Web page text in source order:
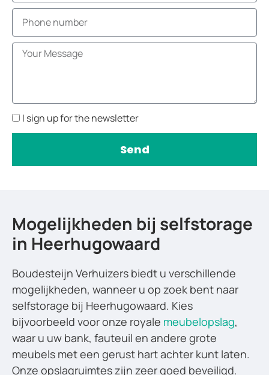
I sign up for the newsletter
Send
Mogelijkheden bij selfstorage
in Heerhugowaard
Boudesteijn Verhuizers biedt u verschillende
mogelijkheden, wanneer u op zoek bent naar
selfstorage bij Heerhugowaard. Kies
bijvoorbeeld voor onze royale meubelopslag,
waar u uw bank, fauteuil en andere grote
meubels met een gerust hart achter kunt laten.
Onze opslagruimtes zijn zeer goed beveiligd.